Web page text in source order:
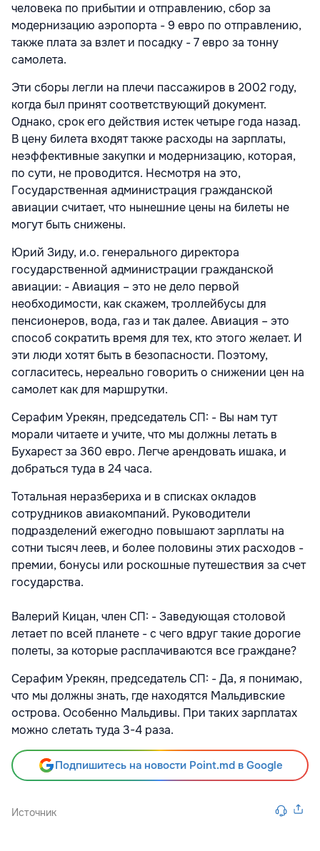
человека по прибытии и отправлению, сбор за
модернизацию аэропорта - 9 евро по отправлению,
также плата за взлет и посадку - 7 евро за тонну
самолета.
Эти сборы легли на плечи пассажиров в 2002 году,
когда был принят соответствующий документ.
Однако, срок его действия истек четыре года назад.
В цену билета входят также расходы на зарплаты,
неэффективные закупки и модернизацию, которая,
по сути, не проводится. Несмотря на это,
Государственная администрация гражданской
авиации считает, что нынешние цены на билеты не
могут быть снижены.
Юрий Зиду, и.о. генерального директора
государственной администрации гражданской
авиации: - Авиация – это не дело первой
необходимости, как скажем, троллейбусы для
пенсионеров, вода, газ и так далее. Авиация – это
способ сократить время для тех, кто этого желает. И
эти люди хотят быть в безопасности. Поэтому,
согласитесь, нереально говорить о снижении цен на
самолет как для маршрутки.
Серафим Урекян, председатель СП: - Вы нам тут
морали читаете и учите, что мы должны летать в
Бухарест за 360 евро. Легче арендовать ишака, и
добраться туда в 24 часа.
Тотальная неразбериха и в списках окладов
сотрудников авиакомпаний. Руководители
подразделений ежегодно повышают зарплаты на
сотни тысяч леев, и более половины этих расходов -
премии, бонусы или роскошные путешествия за счет
государства.
Валерий Кицан, член СП: - Заведующая столовой
летает по всей планете - с чего вдруг такие дорогие
полеты, за которые расплачиваются все граждане?
Серафим Урекян, председатель СП: - Да, я понимаю,
что мы должны знать, где находятся Мальдивские
острова. Особенно Мальдивы. При таких зарплатах
можно слетать туда 3-4 раза.
Подпишитесь на новости Point.md в Google
Источник